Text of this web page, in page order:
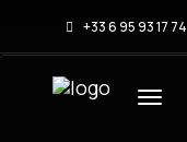
+33 6 95 93 17 74